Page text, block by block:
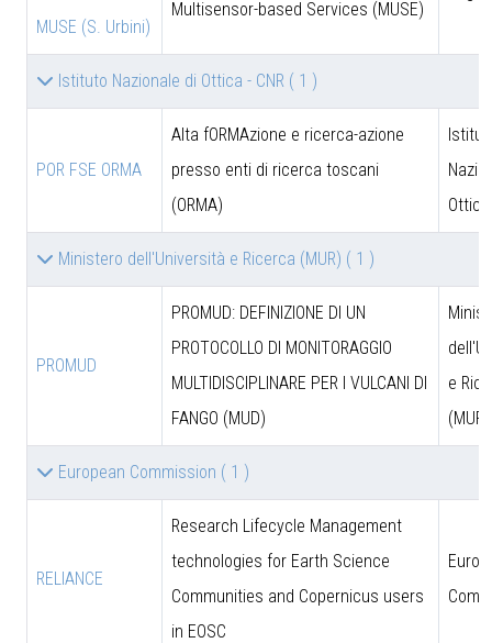
MUSE (S. Urbini)
Multisensor-based Services (MUSE)
Istituto Nazionale di Ottica - CNR ( 1 )
POR FSE ORMA
Alta fORMAzione e ricerca-azione
presso enti di ricerca toscani
(ORMA)
Ottica
Ministero dell'Università e Ricerca (MUR) ( 1 )
PROMUD
PROMUD: DEFINIZIONE DI UN
PROTOCOLLO DI MONITORAGGIO
MULTIDISCIPLINARE PER I VULCANI DI
FANGO (MUD)
e
(MUR)
European Commission ( 1 )
RELIANCE
Research Lifecycle Management
technologies for Earth Science
Communities and Copernicus users
in EOSC